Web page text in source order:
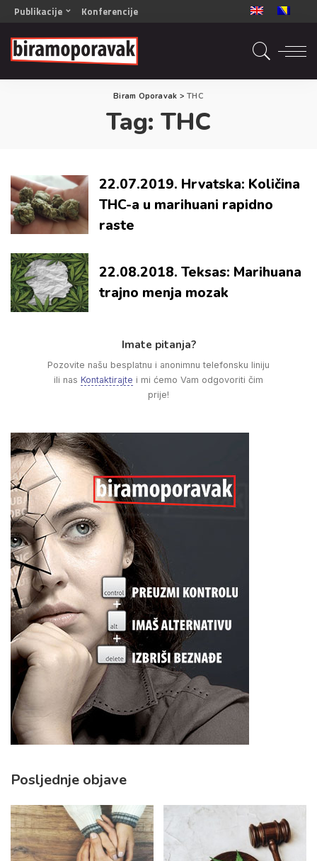
Publikacije
OPORAVAK- Naš zajednički cilj BiH/CG
OPORAVAK- Naš zajednički cilj SRB
RECOVERY- Our common goal ENG
OPORAVAK- Naš zajednički cilj 2
Konferencije
Biram Oporavak >THC
Tag: THC
22.07.2019. Hrvatska: Količina
THC-a u marihuani rapidno
raste
22.08.2018. Teksas: Marihuana
trajno menja mozak
Imate pitanja?
Pozovite našu besplatnu i anonimnu telefonsku liniju
ili nas Kontaktirajte i mi ćemo Vam odgovoriti čim
prije!
Posljednje objave